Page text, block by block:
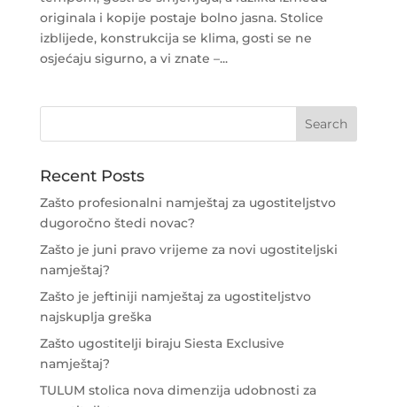
originala i kopije postaje bolno jasna. Stolice
izblijede, konstrukcija se klima, gosti se ne
osjećaju sigurno, a vi znate –...
Recent Posts
Zašto profesionalni namještaj za ugostiteljstvo
dugoročno štedi novac?
Zašto je juni pravo vrijeme za novi ugostiteljski
namještaj?
Zašto je jeftiniji namještaj za ugostiteljstvo
najskuplja greška
Zašto ugostitelji biraju Siesta Exclusive
namještaj?
TULUM stolica nova dimenzija udobnosti za